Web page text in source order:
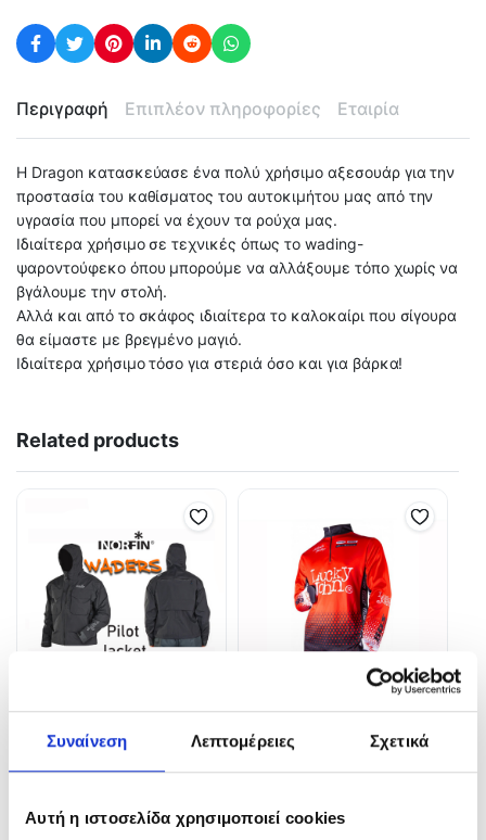
Συναίνεση Λεπτομέρειες Σχετικά
Αυτή η ιστοσελίδα χρησιμοποιεί cookies
Περιγραφή Επιπλέον πληροφορίες Εταιρία
Η Dragon κατασκεύασε ένα πολύ χρήσιμο αξεσουάρ για την
προστασία του καθίσματος του αυτοκιμήτου μας από την
υγρασία που μπορεί να έχουν τα ρούχα μας.
Ιδιαίτερα χρήσιμο σε τεχνικές όπως το wading-
ψαροντούφεκο όπου μπορούμε να αλλάξουμε τόπο χωρίς να
βγάλουμε την στολή.
Αλλά και από το σκάφος ιδιαίτερα το καλοκαίρι που σίγουρα
θα είμαστε με βρεγμένο μαγιό.
Ιδιαίτερα χρήσιμο τόσο για στεριά όσο και για βάρκα!
Related products
Norfin WADING jacket PILOT
BREATHABLE-ΔΙΑΠΝΕΟΝ
In Stock
NORFIN & LUCKY JOHN PRO
TEAM SHIRT DIGITAL UV
In Stock